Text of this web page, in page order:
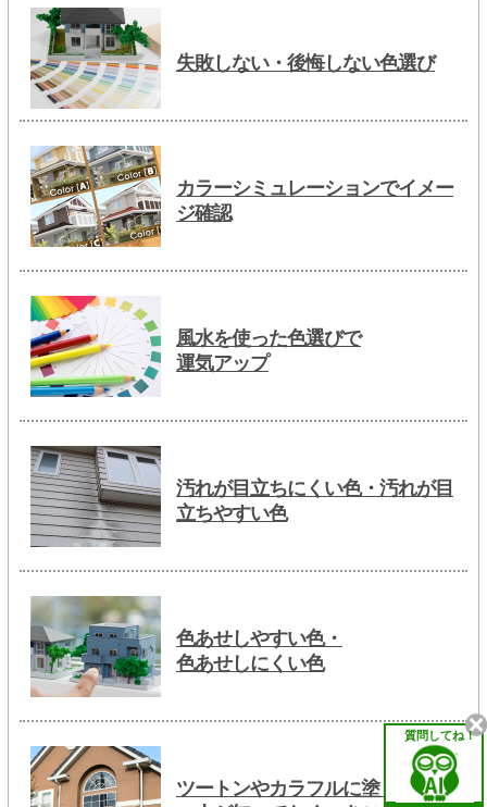
失敗しない・後悔しない色選び
カラーシミュレーションでイメー
ジ確認
風水を使った色選びで
運気アップ
汚れが目立ちにくい色・汚れが目
立ちやすい色
色あせしやすい色・
色あせしにくい色
ツートンやカラフルに塗り替えた
質問してね！